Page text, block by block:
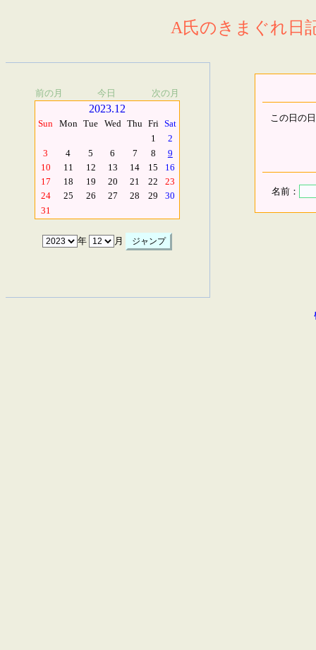
A氏のきまぐれ日
前の月 今日 次の月
2023.12
Sun Mon Tue Wed Thu Fri Sat
1
2
3
4 5 6 7 8
9
10
11 12 13 14 15
16
17
18 19 20 21 22
23
24
25 26 27 28 29
30
31
年 月
この日の
名前：